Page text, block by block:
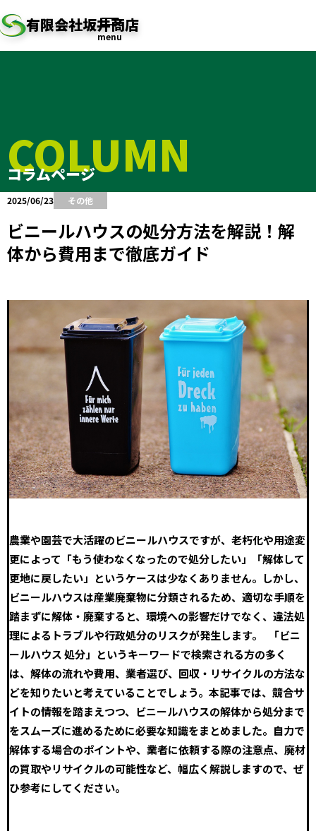
有限会社坂井商店
menu
COLUMN
コラムページ
2025/06/23 その他
ビニールハウスの処分方法を解説！解
体から費用まで徹底ガイド
農業や園芸で大活躍のビニールハウスですが、老朽化や用途変
更によって「もう使わなくなったので処分したい」「解体して
更地に戻したい」というケースは少なくありません。しかし、
ビニールハウスは産業廃棄物に分類されるため、適切な手順を
踏まずに解体・廃棄すると、環境への影響だけでなく、違法処
理によるトラブルや行政処分のリスクが発生します。 「ビニ
ールハウス 処分」というキーワードで検索される方の多く
は、解体の流れや費用、業者選び、回収・リサイクルの方法な
どを知りたいと考えていることでしょう。本記事では、競合サ
イトの情報を踏まえつつ、ビニールハウスの解体から処分まで
をスムーズに進めるために必要な知識をまとめました。自力で
解体する場合のポイントや、業者に依頼する際の注意点、廃材
の買取やリサイクルの可能性など、幅広く解説しますので、ぜ
ひ参考にしてください。